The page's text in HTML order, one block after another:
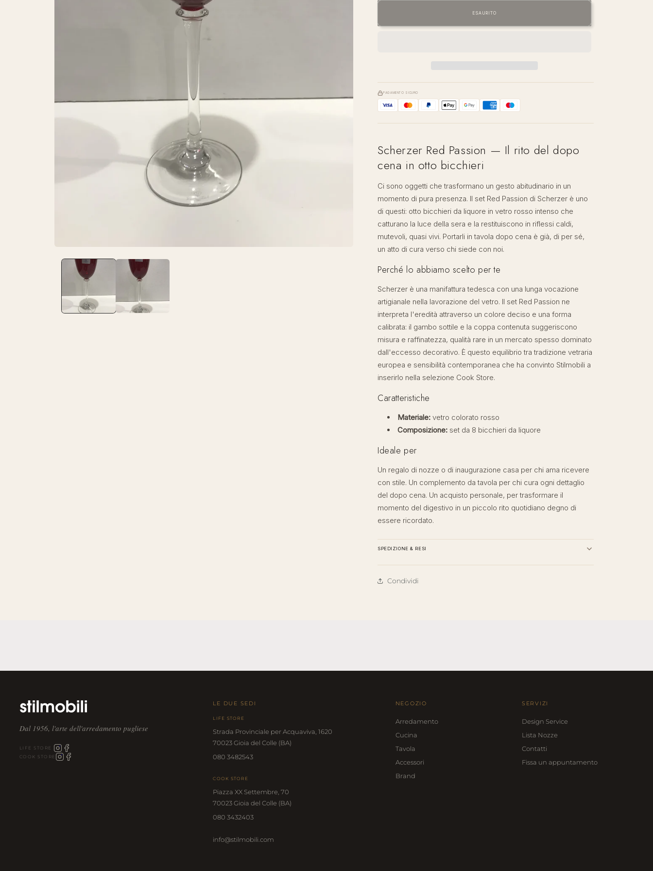
da
Liquore
da
ESAURITO
PAGAMENTO SICURO
Scherzer Red Passion — Il rito del dopo
cena in otto bicchieri
Ci sono oggetti che trasformano un gesto abitudinario in un
momento di pura presenza. Il set Red Passion di Scherzer è uno
di questi: otto bicchieri da liquore in vetro rosso intenso che
catturano la luce della sera e la restituiscono in riflessi caldi,
mutevoli, quasi vivi. Portarli in tavola dopo cena è già, di per sé,
un atto di cura verso chi siede con noi.
Perché lo abbiamo scelto per te
Scherzer è una manifattura tedesca con una lunga vocazione
artigianale nella lavorazione del vetro. Il set Red Passion ne
interpreta l'eredità attraverso un colore deciso e una forma
calibrata: il gambo sottile e la coppa contenuta suggeriscono
misura e raffinatezza, qualità rare in un mercato spesso dominato
dall'eccesso decorativo. È questo equilibrio tra tradizione vetraria
europea e sensibilità contemporanea che ha convinto Stilmobili a
inserirlo nella selezione Cook Store.
Caratteristiche
Materiale: vetro colorato rosso
Composizione: set da 8 bicchieri da liquore
Ideale per
Un regalo di nozze o di inaugurazione casa per chi ama ricevere
con stile. Un complemento da tavola per chi cura ogni dettaglio
del dopo cena. Un acquisto personale, per trasformare il
momento del digestivo in un piccolo rito quotidiano degno di
essere ricordato.
SPEDIZIONE & RESI
Condividi
Dal 1956, l'arte dell'arredamento pugliese
LIFE STORE
COOK STORE
LE DUE SEDI
LIFE STORE
Strada Provinciale per Acquaviva, 1620
70023 Gioia del Colle (BA)
080 3482543
COOK STORE
Piazza XX Settembre, 70
70023 Gioia del Colle (BA)
080 3432403
info@stilmobili.com
NEGOZIO
Arredamento
Cucina
Tavola
Accessori
Brand
SERVIZI
Design Service
Lista Nozze
Contatti
Fissa un appuntamento